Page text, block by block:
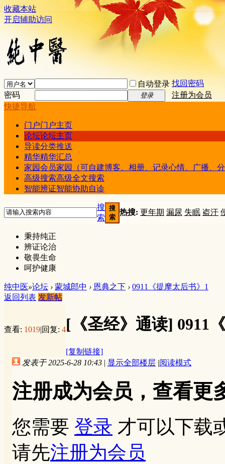
收藏本站
开启辅助访问
自动登录 找回密码
密码
登录
注册为会员
快捷导航
门户门户主页
论坛论坛主页
导读分类推送
精华精华汇总
家园会员家园（可自建博客、相册、记录心情、广播、
高级搜索高级全文搜索
智能辨证智能协助自诊
搜
索
搜
索
热搜: 更年期 漏尿 失眠 盗汗
秉持纯正
辨证论治
敬畏生命
呵护健康
纯中医»论坛 › 蒙城郎中 › 恩典之下 › 0911《提摩太后书》1
返回列表 发新帖
查看: 1019|回复: 4[《圣经》通读] 0911
[复制链接]
发表于 2025-6-28 10:43 | 显示全部楼层 |阅读模式
注册成为会员，查看更
您需要 登录 才可以下载
请先注册为会员